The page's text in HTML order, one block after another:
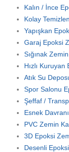
Kalın / İnce
Kolay
Yapışkan
Garaj Epoksi
Sığınak
Hızlı
Atık Su
Spor Salonu
Şeffaf /
Esnek
PVC Zemin
3D Epoksi
Desenli